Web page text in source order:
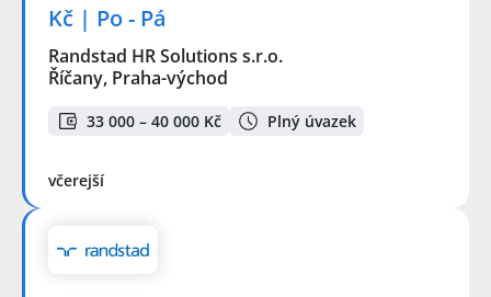
Kč | Po - Pá
Randstad HR Solutions s.r.o.
Říčany, Praha-východ
33 000 – 40 000 Kč Plný úvazek
včerejší